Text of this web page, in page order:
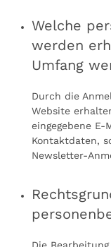
Welche
werden
Umfang
Durch die
Website
eingegebene E-
Kontaktdaten,
Newsletter-